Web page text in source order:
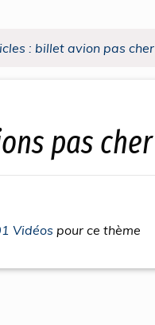
: billet avion pas cher
pas cher
Vidéos pour ce thème